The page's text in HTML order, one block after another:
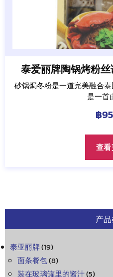
产
泰亚丽牌(19)
面条餐包(8)
装在玻璃罐里的酱汁(5)
泰爱丽牌陶锅烤粉丝
砂锅焗冬粉是一道完美融合
是一首
฿
查